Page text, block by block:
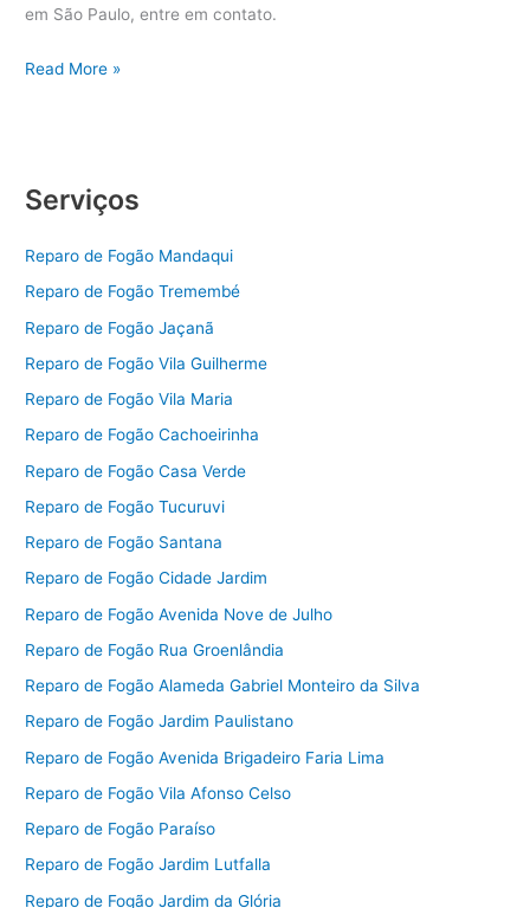
em São Paulo, entre em contato.
Assistência
Read More »
Serviços
Reparo de Fogão Mandaqui
Reparo de Fogão Tremembé
Reparo de Fogão Jaçanã
Reparo de Fogão Vila Guilherme
Reparo de Fogão Vila Maria
Reparo de Fogão Cachoeirinha
Reparo de Fogão Casa Verde
Reparo de Fogão Tucuruvi
Reparo de Fogão Santana
Reparo de Fogão Cidade Jardim
Reparo de Fogão Avenida Nove de Julho
Reparo de Fogão Rua Groenlândia
Reparo de Fogão Alameda Gabriel Monteiro da Silva
Reparo de Fogão Jardim Paulistano
Reparo de Fogão Avenida Brigadeiro Faria Lima
Reparo de Fogão Vila Afonso Celso
Reparo de Fogão Paraíso
Reparo de Fogão Jardim Lutfalla
Reparo de Fogão Jardim da Glória